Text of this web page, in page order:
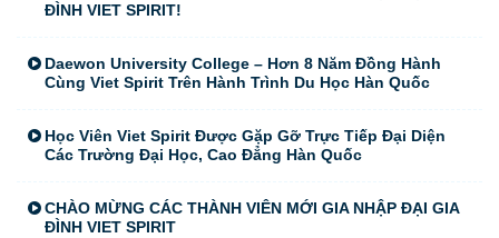
ĐÌNH VIET SPIRIT!
Daewon University College – Hơn 8 Năm Đồng Hành
Cùng Viet Spirit Trên Hành Trình Du Học Hàn Quốc
Học Viên Viet Spirit Được Gặp Gỡ Trực Tiếp Đại Diện
Các Trường Đại Học, Cao Đẳng Hàn Quốc
CHÀO MỪNG CÁC THÀNH VIÊN MỚI GIA NHẬP ĐẠI GIA
ĐÌNH VIET SPIRIT